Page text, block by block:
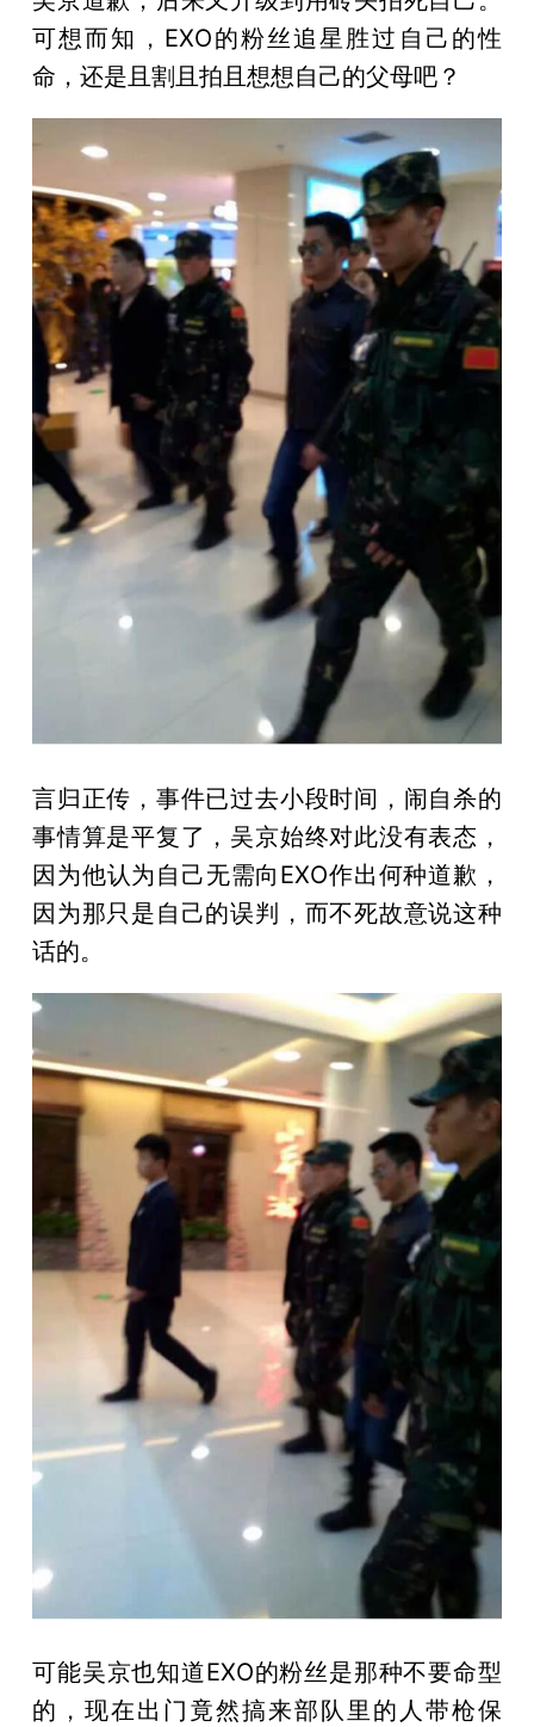
可想而知，EXO的粉丝追星胜过自己的性
命，还是且割且拍且想想自己的父母吧？
言归正传，事件已过去小段时间，闹自杀的
事情算是平复了，吴京始终对此没有表态，
因为他认为自己无需向EXO作出何种道歉，
因为那只是自己的误判，而不死故意说这种
话的。
可能吴京也知道EXO的粉丝是那种不要命型
的，现在出门竟然搞来部队里的人带枪保